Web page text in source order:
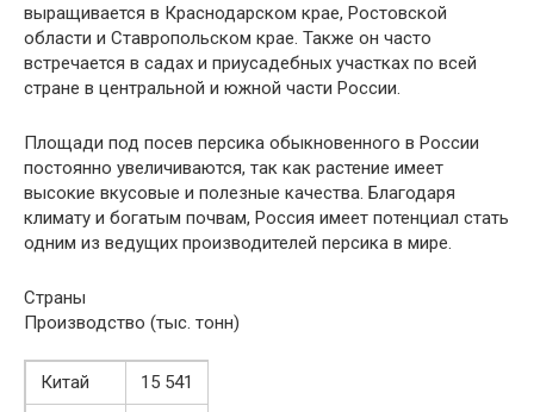
выращивается в Краснодарском крае, Ростовской
области и Ставропольском крае. Также он часто
встречается в садах и приусадебных участках по всей
стране в центральной и южной части России.
Площади под посев персика обыкновенного в России
постоянно увеличиваются, так как растение имеет
высокие вкусовые и полезные качества. Благодаря
климату и богатым почвам, Россия имеет потенциал стать
одним из ведущих производителей персика в мире.
Страны
Производство (тыс. тонн)
Китай
15 541